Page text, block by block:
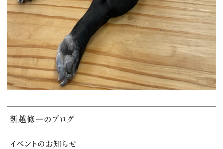
新越修一のブログ
イベントのお知らせ